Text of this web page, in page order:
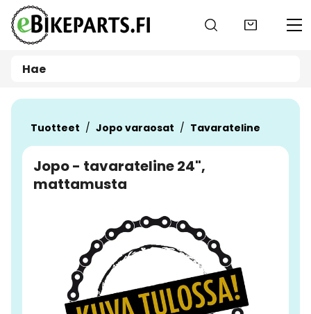
Siirry pääsisältöön
Tuotteet Jopo varaosat Tavarateline
Jopo - tavarateline 24",
mattamusta